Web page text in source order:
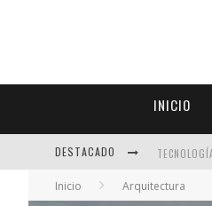
INICIO
DESTACADO
SECTOR
Inicio Arquitectura